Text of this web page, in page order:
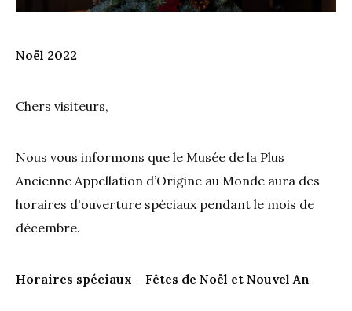
Noël 2022
Chers visiteurs,
Nous vous informons que le Musée de la Plus
Ancienne Appellation d’Origine au Monde aura des
horaires d'ouverture spéciaux pendant le mois de
décembre.
Horaires spéciaux – Fêtes de Noël et Nouvel An